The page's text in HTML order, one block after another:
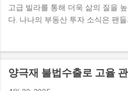
고급 빌라를 통해 더욱 삶의 질을
다. 나나의 부동산 투자 소식은 팬
있다. 나나의 매입 금액은 무려 42
금자리는 기대와 흥미를 자아내고
양극재 불법수출로 고율